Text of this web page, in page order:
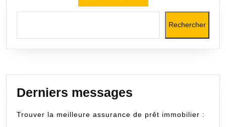
Rechercher
Derniers messages
Trouver la meilleure assurance de prêt immobilier :